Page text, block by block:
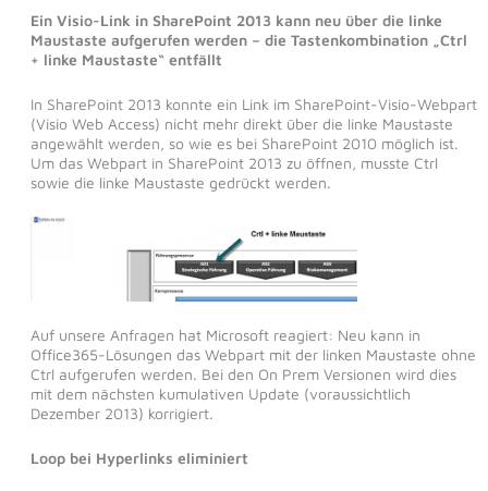
Ein Visio-Link in SharePoint 2013 kann neu über die linke
Maustaste aufgerufen werden – die Tastenkombination „Ctrl
+ linke Maustaste“ entfällt
In SharePoint 2013 konnte ein Link im SharePoint-Visio-Webpart
(Visio Web Access) nicht mehr direkt über die linke Maustaste
angewählt werden, so wie es bei SharePoint 2010 möglich ist.
Um das Webpart in SharePoint 2013 zu öffnen, musste Ctrl
sowie die linke Maustaste gedrückt werden.
Auf unsere Anfragen hat Microsoft reagiert: Neu kann in
Office365-Lösungen das Webpart mit der linken Maustaste ohne
Ctrl aufgerufen werden. Bei den On Prem Versionen wird dies
mit dem nächsten kumulativen Update (voraussichtlich
Dezember 2013) korrigiert.
Loop bei Hyperlinks eliminiert